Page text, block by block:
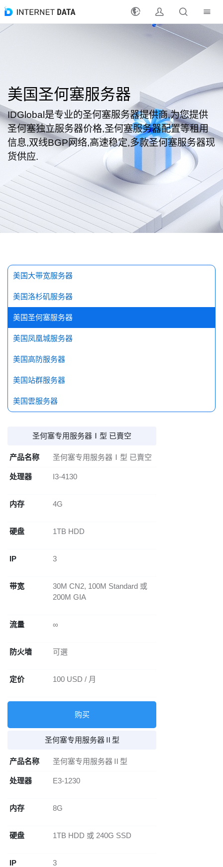
最新活动
产品
解决方案
支持
支付方式
分销合作
探索更多
美国圣何塞服务器
IDGlobal是专业的圣何塞服务器提供商,为您提供
圣何塞独立服务器价格,圣何塞服务器配置等租用
信息,双线BGP网络,高速稳定,多款圣何塞服务器现
货供应.
美国大带宽服务器
美国洛杉矶服务器
美国圣何塞服务器
美国凤凰城服务器
美国高防服务器
美国站群服务器
美国雲服务器
圣何塞专用服务器Ⅰ型 已賣空
产品名称 圣何塞专用服务器Ⅰ型 已賣空
处理器 I3-4130
内存 4G
硬盘 1TB HDD
IP 3
带宽
30M CN2, 100M Standard 或
200M GIA
流量 ∞
防火墙 可選
定价 100 USD / 月
购买
圣何塞专用服务器Ⅱ型
产品名称 圣何塞专用服务器Ⅱ型
处理器 E3-1230
内存 8G
硬盘 1TB HDD 或 240G SSD
IP 3